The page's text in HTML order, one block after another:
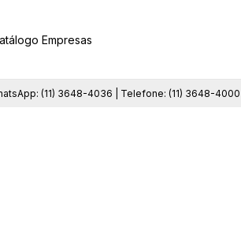
Empresas
(11) 3648-4036 | Telefone: (11) 3648-4000